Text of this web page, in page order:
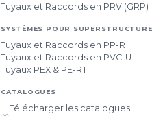
Tuyaux et Raccords en PRV (GRP)
SYSTÈMES POUR
Tuyaux et Raccords en PP-R
Tuyaux et Raccords en PVC-U
Tuyaux PEX & PE-RT
CATALOGUES
Télécharger les catalogues